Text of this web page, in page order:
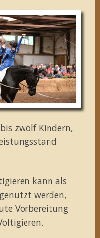
zwölf Kindern,
kann als
werden,
Vorbereitung